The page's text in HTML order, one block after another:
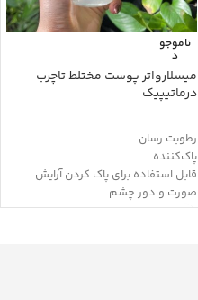
ناموجو
د
میسلارواتر پوست مختلط تاچرب
درماتیپیک
رطوبت رسان
پاک‌کننده
قابل استفاده برای پاک کردن آرایش
صورت و دور چشم
جمع کننده منافذ باز پوست